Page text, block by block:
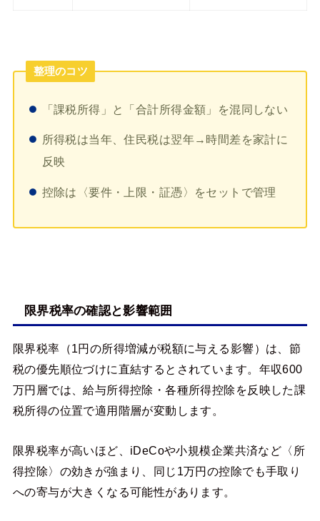
整理のコツ
「課税所得」と「合計所得金額」を混同しない
所得税は当年、住民税は翌年→時間差を家計に
反映
控除は〈要件・上限・証憑〉をセットで管理
限界税率の確認と影響範囲
限界税率（1円の所得増減が税額に与える影響）は、節
税の優先順位づけに直結するとされています。年収600
万円層では、給与所得控除・各種所得控除を反映した課
税所得の位置で適用階層が変動します。
限界税率が高いほど、iDeCoや小規模企業共済など〈所
得控除〉の効きが強まり、同じ1万円の控除でも手取り
への寄与が大きくなる可能性があります。